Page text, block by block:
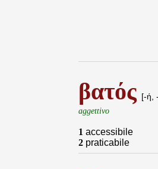
βατός [-ή,
aggettivo
1 accessibile
2 praticabile